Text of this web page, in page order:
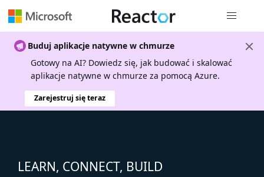
Buduj aplikacje natywne w chmurze
Gotowy na AI? Dowiedz się, jak budować i skalować
aplikacje natywne w chmurze za pomocą Azure.
Zarejestruj się teraz
LEARN, CONNECT, BUILD